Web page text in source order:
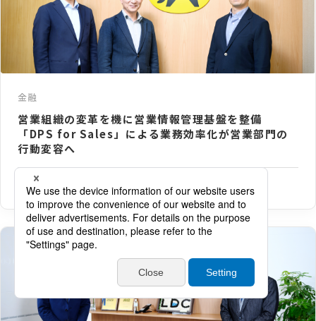
金融
営業組織の変革を機に営業情報管理基盤を整備
「DPS for Sales」による業務効率化が営業部門の
行動変容へ
ヤマトクレジットファイナンス株式会社 様